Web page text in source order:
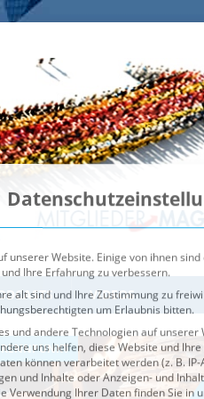
VIDEOS
unserer Website. Einige von ihnen
Ihre Erfahrung zu verbessern.
alt sind und Ihre Zustimmung zu
um Erlaubnis bitten.
uns helfen, diese Website und Ihre
können verarbeitet werden (z. B. IP-
und Inhalte oder Anzeigen- und
jederzeit unterEinstellungen
der Service-Gruppen, für die
Speichern
Alle akzeptieren